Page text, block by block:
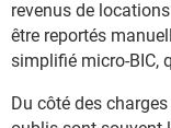
revenus de
être reportés
simplifié micro-BIC,
Du côté des